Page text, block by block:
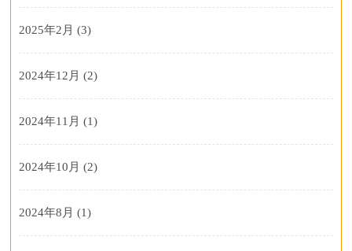
2025年2月 (3)
2024年12月 (2)
2024年11月 (1)
2024年10月 (2)
2024年8月 (1)